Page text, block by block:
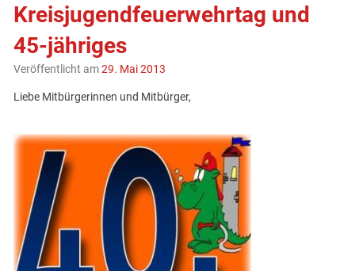
Hainstadt
Kreisjugendfeuerwehrtag und
45-jähriges
Veröffentlicht am29. Mai 2013
Liebe Mitbürgerinnen und Mitbürger,